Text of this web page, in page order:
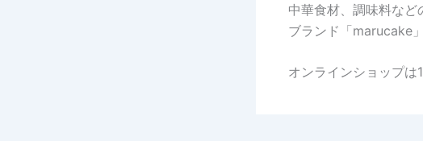
中華食材、調味料など
ブランド「marucake
オンラインショップは